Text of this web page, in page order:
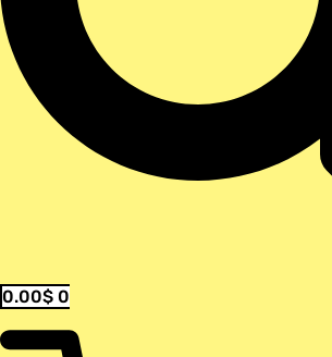
0.00$ 0